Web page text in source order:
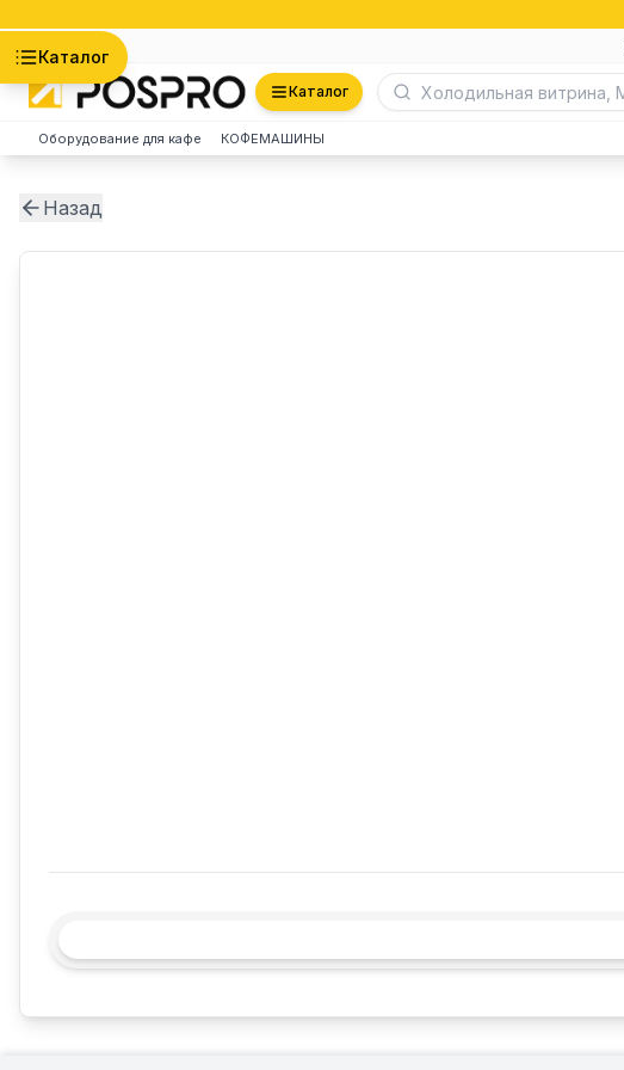
Каталог
Каталог
Оборудование для кафе КОФЕМАШИНЫ
Назад